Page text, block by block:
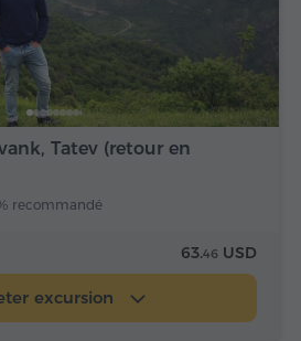
Tatev (retour en
recommandé
63.46 USD
excursion